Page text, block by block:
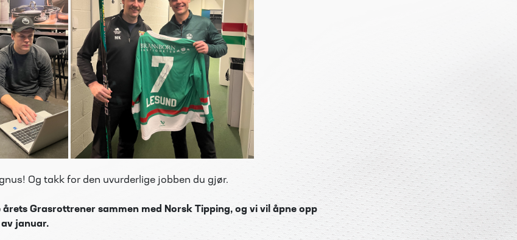
Og takk for den uvurderlige jobben du gjør.
Grasrottrener sammen med Norsk Tipping, og vi vil åpne opp
januar.